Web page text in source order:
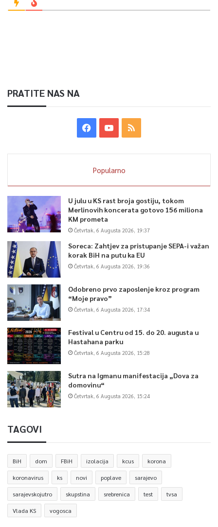
PRATITE NAS NA
Popularno
U julu u KS rast broja gostiju, tokom
Merlinovih koncerata gotovo 156 miliona
KM prometa
Četvrtak, 6 Augusta 2026, 19:37
Soreca: Zahtjev za pristupanje SEPA-i važan
korak BiH na putu ka EU
Četvrtak, 6 Augusta 2026, 19:36
Odobreno prvo zaposlenje kroz program
“Moje pravo”
Četvrtak, 6 Augusta 2026, 17:34
Festival u Centru od 15. do 20. augusta u
Hastahana parku
Četvrtak, 6 Augusta 2026, 15:28
Sutra na Igmanu manifestacija „Dova za
domovinu“
Četvrtak, 6 Augusta 2026, 15:24
TAGOVI
BiH dom FBiH izolacija kcus korona
koronavirus ks novi poplave sarajevo
sarajevskojutro skupstina srebrenica test tvsa
Vlada KS vogosca